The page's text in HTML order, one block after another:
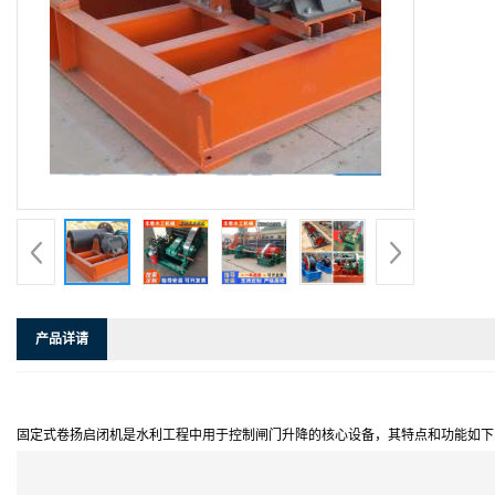
产品详请
固定式卷扬启闭机是水利工程中用于控制闸门升降的核心设备，其特点和功能如